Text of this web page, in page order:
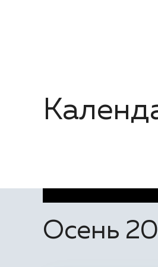
Осень